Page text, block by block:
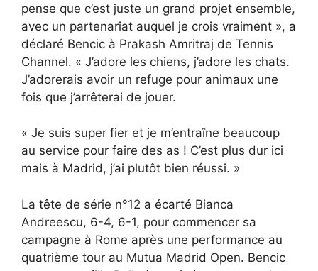
pense que c’est juste un grand projet ensemble,
avec un partenariat auquel je crois vraiment », a
déclaré Bencic à Prakash Amritraj de Tennis
Channel. « J’adore les chiens, j’adore les chats.
J’adorerais avoir un refuge pour animaux une
fois que j’arrêterai de jouer.
« Je suis super fier et je m’entraîne beaucoup
au service pour faire des as ! C’est plus dur ici
mais à Madrid, j’ai plutôt bien réussi. »
La tête de série n°12 a écarté Bianca
Andreescu, 6-4, 6-1, pour commencer sa
campagne à Rome après une performance au
quatrième tour au Mutua Madrid Open. Bencic